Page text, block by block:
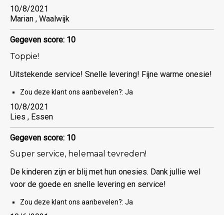
10/8/2021
Marian , Waalwijk
Gegeven score: 10
Toppie!
Uitstekende service! Snelle levering! Fijne warme onesie!
Zou deze klant ons aanbevelen?: Ja
10/8/2021
Lies , Essen
Gegeven score: 10
Super service, helemaal tevreden!
De kinderen zijn er blij met hun onesies. Dank jullie wel
voor de goede en snelle levering en service!
Zou deze klant ons aanbevelen?: Ja